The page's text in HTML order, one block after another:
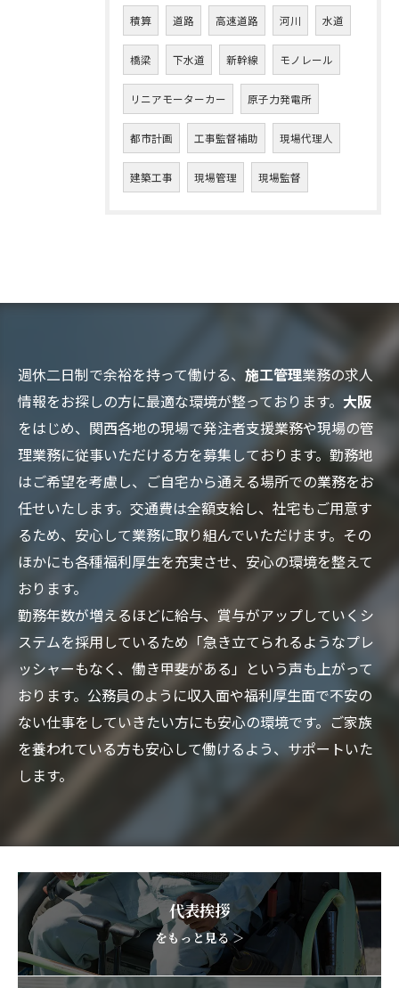
積算 道路 高速道路 河川 水道
橋梁 下水道 新幹線 モノレール
リニアモーターカー 原子力発電所
都市計画 工事監督補助 現場代理人
建築工事 現場管理 現場監督
週休二日制で余裕を持って働ける、 施工管理業務の求人
情報をお探しの方に最適な環境が整っております。 大阪
をはじめ、関西各地の現場で発注者支援業務や現場の管
理業務に従事いただける方を募集しております。勤務地
はご希望を考慮し、ご自宅から通える場所での業務をお
任せいたします。交通費は全額支給し、社宅もご用意す
るため、安心して業務に取り組んでいただけます。その
ほかにも各種福利厚生を充実させ、安心の環境を整えて
おります。
勤務年数が増えるほどに給与、賞与がアップしていくシ
ステムを採用しているため「急き立てられるようなプレ
ッシャーもなく、働き甲斐がある」という声も上がって
おります。公務員のように収入面や福利厚生面で不安の
ない仕事をしていきたい方にも安心の環境です。ご家族
を養われている方も安心して働けるよう、サポートいた
します。
代表挨拶
をもっと見る ＞